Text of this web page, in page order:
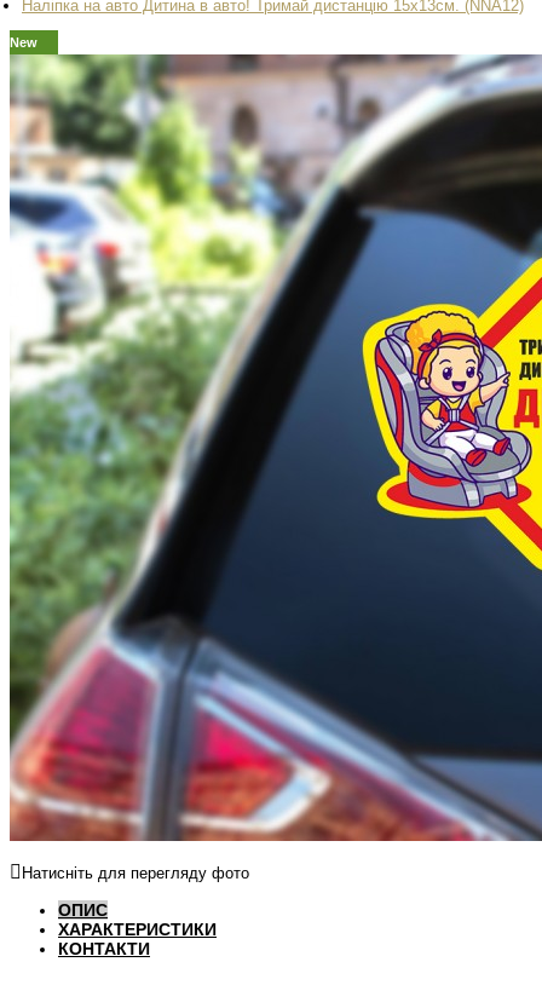
Наліпка на авто Дитина в авто! Тримай дистанцію 15х13см. (NNA12)
New
Натисніть для перегляду фото
ОПИС
ХАРАКТЕРИСТИКИ
КОНТАКТИ